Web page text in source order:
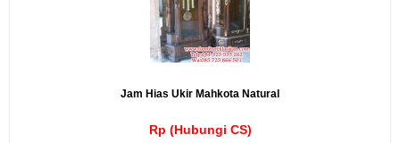
Jam Hias Ukir Mahkota Natural
Rp (Hubungi CS)